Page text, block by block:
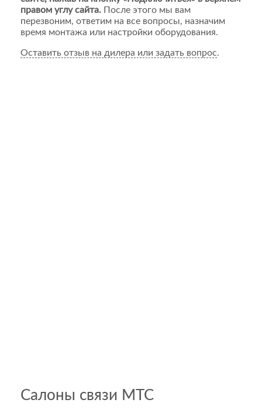
правом углу сайта. После этого мы вам
перезвоним, ответим на все вопросы, назначим
время монтажа или настройки оборудования.
Оставить отзыв на дилера или задать вопрос.
Салоны связи МТС